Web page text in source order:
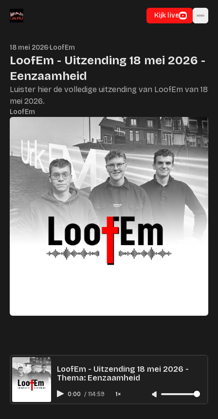
Kijk live
18 mei 2026·LoofEm
LoofEm - Uitzending 18 mei 2026 -
Eenzaamheid
Luister hier de volledige uitzending van LoofEm van 18
mei 2026.
LoofEm
LoofEm - Uitzending 18 mei 2026 -
Thema: Eenzaamheid
0:00 / 114:59 1×